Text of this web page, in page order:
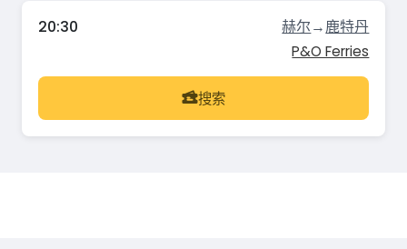
20:30 赫尔→鹿特丹
P&O Ferries
搜索